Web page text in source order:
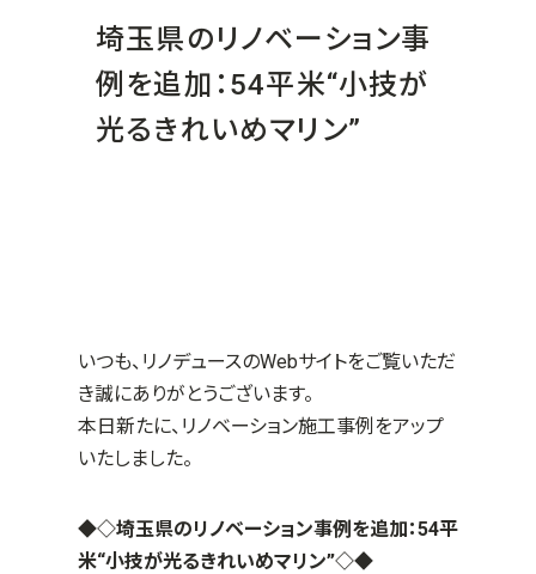
埼玉県のリノベーション事
例を追加：54平米“小技が
光るきれいめマリン”
いつも、リノデュースのWebサイトをご覧いただ
き誠にありがとうございます。
本日新たに、リノベーション施工事例をアップ
いたしました。
◆◇埼玉県のリノベーション事例を追加：54平
米“小技が光るきれいめマリン”◇◆